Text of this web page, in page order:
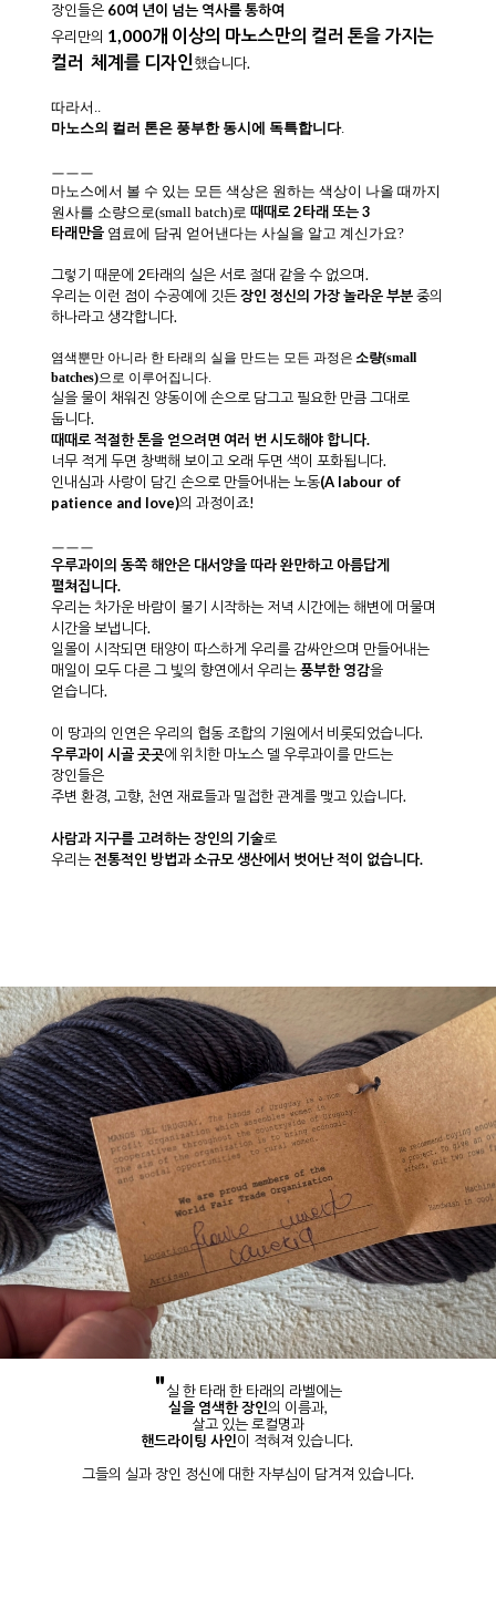
장인들은 60여 년이 넘는 역사를 통하여
우리만의 1,000개 이상의 마노스만의 컬러 톤을 가지는
컬러 체계 를 디자인했습니다.
따라서..
마노스의 컬러 톤은 풍부한 동시에 독특합니다.
ㅡㅡㅡ
마노스에서 볼 수 있는 모든 색상은 원하는 색상이 나올 때까지
원사를 소량으로(small batch)로 때때로 2타래 또는 3
타래만을 염료에 담궈 얻어낸다는 사실을 알고 계신가요?
그렇기 때문에 2타래의 실은 서로 절대 같을 수 없으며.
우리는 이런 점이 수공예에 깃든장인 정신의 가장 놀라운 부분중의
하나라고 생각합니다.
염색뿐만 아니라 한 타래의 실을 만드는 모든 과정은 소량(small
batches)으로 이루어집니다.
실을 물이 채워진 양동이에 손으로 담그고 필요한 만큼 그대로
둡니다.
때때로 적절한 톤을 얻으려면 여러 번 시도해야 합니다.
너무 적게 두면 창백해 보이고 오래 두면 색이 포화됩니다.
인내심과 사랑이 담긴 손으로 만들어내는 노동(A labour of
patience and love)의 과정이죠!
ㅡㅡㅡ
우루과이의 동쪽 해안은 대서양을 따라 완만하고 아름답게
펼쳐집니다.
우리는 차가운 바람이 불기 시작하는 저녁 시간에는 해변에 머물며
시간을 보냅니다.
일몰이 시작되면 태양이 따스하게 우리를 감싸안으며 만들어내는
매일이 모두 다른 그 빛의 향연에서 우리는풍부한 영감을
얻습니다.
이 땅과의 인연은 우리의 협동 조합의 기원에서 비롯되었습니다.
우루과이 시골 곳곳에 위치한 마노스 델 우루과이를 만드는
장인들은
주변 환경, 고향, 천연 재료들과 밀접한 관계를 맺고 있습니다.
사람과 지구를 고려하는 장인의 기술로
우리는전통적인 방법과 소규모 생산에서 벗어난 적이 없습니다.
"실 한 타래 한 타래의 라벨에는
실을 염색한 장인의 이름과,
살고 있는 로컬명과
핸드라이팅 사인이 적혀져 있습니다.
그들의 실과 장인 정신에 대한 자부심이 담겨져 있습니다.